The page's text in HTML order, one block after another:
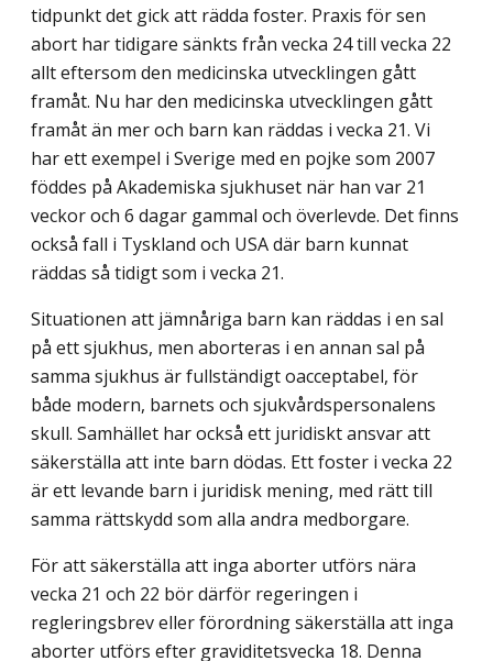
tidpunkt det gick att rädda foster. Praxis för sen
abort har tidigare sänkts från vecka 24 till vecka 22
allt eftersom den medicinska utvecklingen gått
framåt. Nu har den medicinska utvecklingen gått
framåt än mer och barn kan räddas i vecka 21. Vi
har ett exempel i Sverige med en pojke som 2007
föddes på Akademiska sjukhuset när han var 21
veckor och 6 dagar gammal och överlevde. Det finns
också fall i Tyskland och USA där barn kunnat
räddas så tidigt som i vecka 21.
Situationen att jämnåriga barn kan räddas i en sal
på ett sjukhus, men aborteras i en annan sal på
samma sjukhus är fullständigt oacceptabel, för
både modern, barnets och sjukvårdspersonalens
skull. Samhället har också ett juridiskt ansvar att
säkerställa att inte barn dödas. Ett foster i vecka 22
är ett levande barn i juridisk mening, med rätt till
samma rättskydd som alla andra medborgare.
För att säkerställa att inga aborter utförs nära
vecka 21 och 22 bör därför regeringen i
regleringsbrev eller förordning säkerställa att inga
aborter utförs efter graviditetsvecka 18. Denna